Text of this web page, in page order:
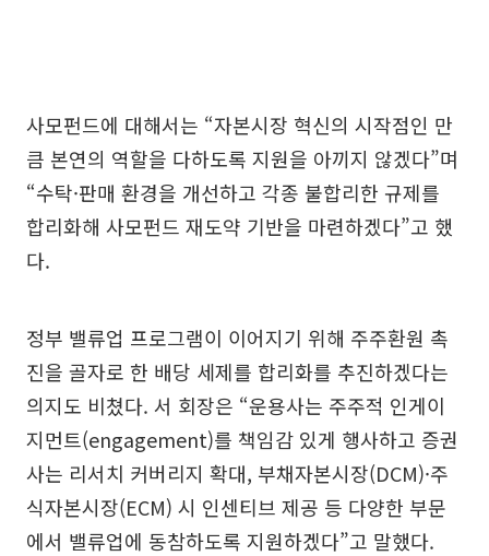
사모펀드에 대해서는 “자본시장 혁신의 시작점인 만
큼 본연의 역할을 다하도록 지원을 아끼지 않겠다”며
“수탁·판매 환경을 개선하고 각종 불합리한 규제를
합리화해 사모펀드 재도약 기반을 마련하겠다”고 했
다.
정부 밸류업 프로그램이 이어지기 위해 주주환원 촉
진을 골자로 한 배당 세제를 합리화를 추진하겠다는
의지도 비쳤다. 서 회장은 “운용사는 주주적 인게이
지먼트(engagement)를 책임감 있게 행사하고 증권
사는 리서치 커버리지 확대, 부채자본시장(DCM)·주
식자본시장(ECM) 시 인센티브 제공 등 다양한 부문
에서 밸류업에 동참하도록 지원하겠다”고 말했다.